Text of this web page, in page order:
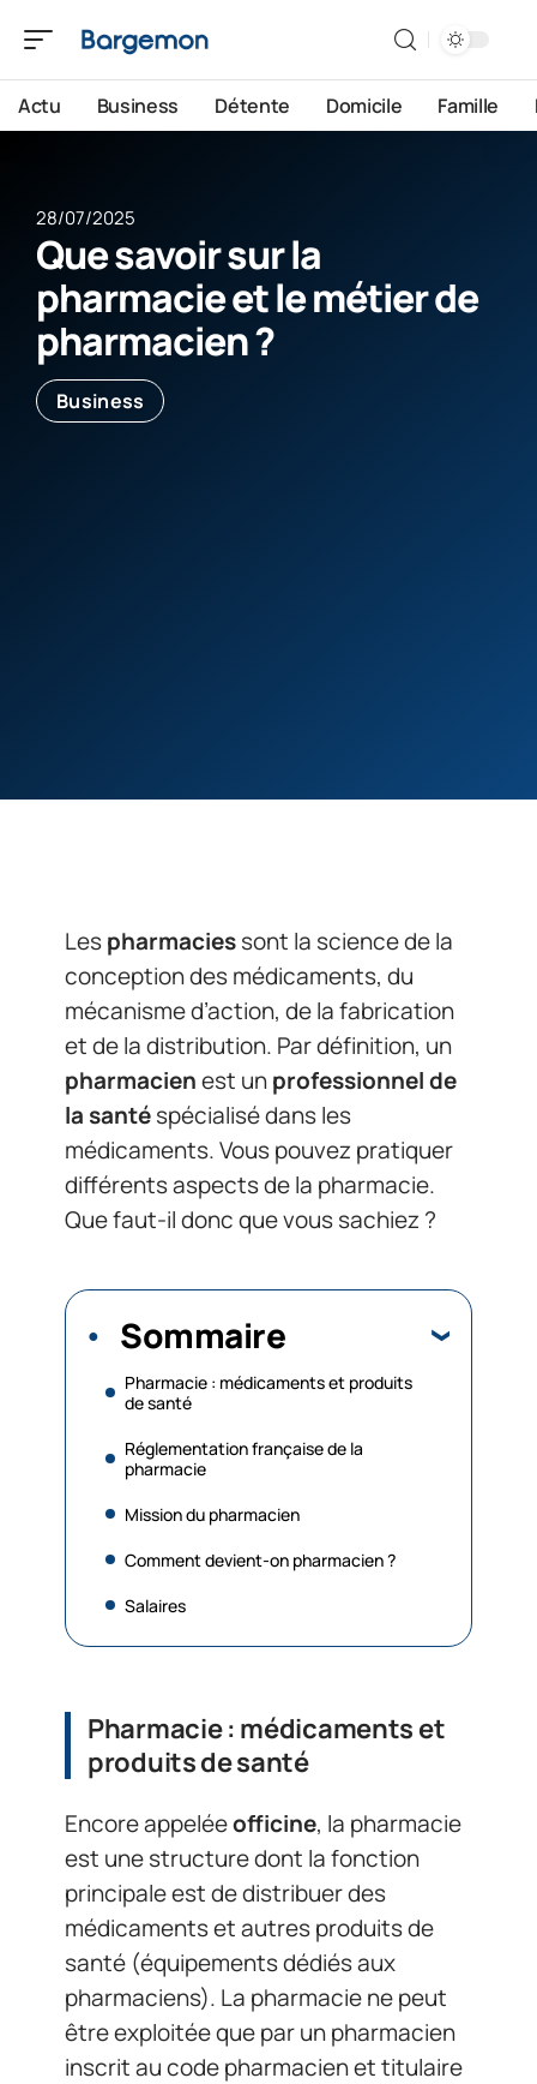
Actu Business Détente Domicile Famille
28/07/2025
Que savoir sur la
pharmacie et le métier de
pharmacien ?
Business
Lespharmaciessont la science de la
conception des médicaments, du
mécanisme d’action, de la fabrication
et de la distribution. Par définition, un
pharmacienest unprofessionnel de
la santéspécialisé dans les
médicaments. Vous pouvez pratiquer
différents aspects de la pharmacie.
Que faut-il donc que vous sachiez ?
Sommaire
Pharmacie : médicaments et produits
de santé
Réglementation française de la
pharmacie
Mission du pharmacien
Comment devient-on pharmacien ?
Salaires
Pharmacie : médicaments et
produits de santé
Encore appeléeofficine, la pharmacie
est une structure dont la fonction
principale est de distribuer des
médicaments et autres produits de
santé (équipements dédiés aux
pharmaciens). La pharmacie ne peut
être exploitée que par un pharmacien
inscrit au code pharmacien et titulaire